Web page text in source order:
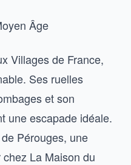
Âge
Villages de France,
Ses ruelles
et son
une escapade idéale.
Pérouges, une
La Maison du